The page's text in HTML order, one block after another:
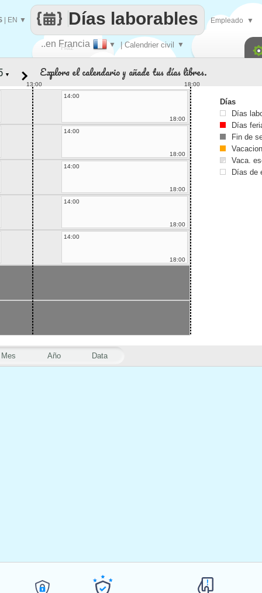
Haz
..en Francia ▼ | Calendrier civil ▼
Días laborables
EN ▼ Empleado ▼
Mes Año Data
▼ Explora el calendario y añade tus días libres.
13:00
18:00
14:00
18:00
14:00
18:00
14:00
18:00
14:00
18:00
14:00
18:00
Días
Días
Días
Fin de
Vaca.
Días de